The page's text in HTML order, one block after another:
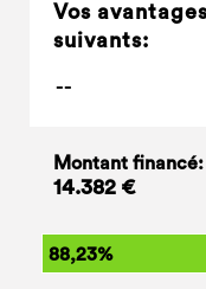
Vos
suivants:
Montant financé:
14.382 €
88,23%